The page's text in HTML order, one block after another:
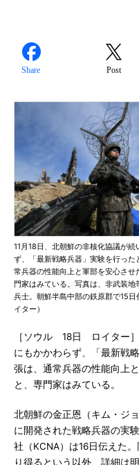
Share Post
11月18日、北朝鮮の非核化協議が続
ず、「最新戦略兵器」実験を行った
常兵器の性能向上と軍部を安心させ
門家はみている。写真は、非武装
兵士。朝鮮半島中部の鉄原郡で15
イター）
［ソウル 18日 ロイター
にもかかわらず、「最新戦
張は、通常兵器の性能向上
と、専門家はみている。
北朝鮮の金正恩（キム・ジ
に開発された戦略兵器の実
社（KCNA）は16日伝えた
り得るという以外、詳細は